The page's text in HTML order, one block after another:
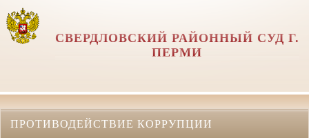
СВЕРДЛОВСКИЙ РАЙОННЫЙ СУД Г.
ПЕРМИ
ПРОТИВОДЕЙСТВИЕ КОРРУПЦИИ